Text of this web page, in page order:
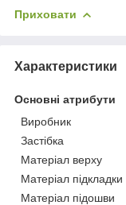
Приховати
Характеристики
Основні атрибути
Виробник
Застібка
Матеріал верху
Матеріал підкладки
Матеріал підошви